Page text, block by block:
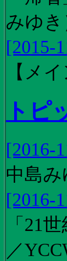
みゆき
[2015-
【メ
トピ
[2016-
中島
[2016-
「21
／